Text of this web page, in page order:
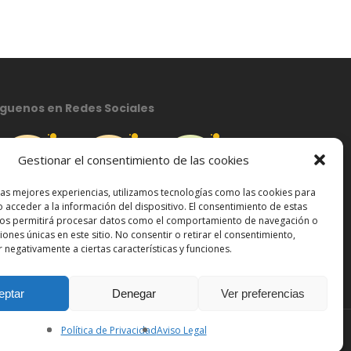
Gestionar el consentimiento de las cookies
mejores experiencias, utilizamos tecnologías como las cookies para
acceder a la información del dispositivo. El consentimiento de estas
permitirá procesar datos como el comportamiento de navegación o
únicas en este sitio. No consentir o retirar el consentimiento,
a ciertas características y funciones.
Denegar Ver preferencias
Política de PrivacidadAviso Legal
en Redes Sociales